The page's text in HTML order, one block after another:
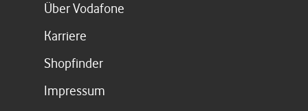
Über Vodafone
Karriere
ShopfinderLink öffnet in einem neuen Tab
Impressum